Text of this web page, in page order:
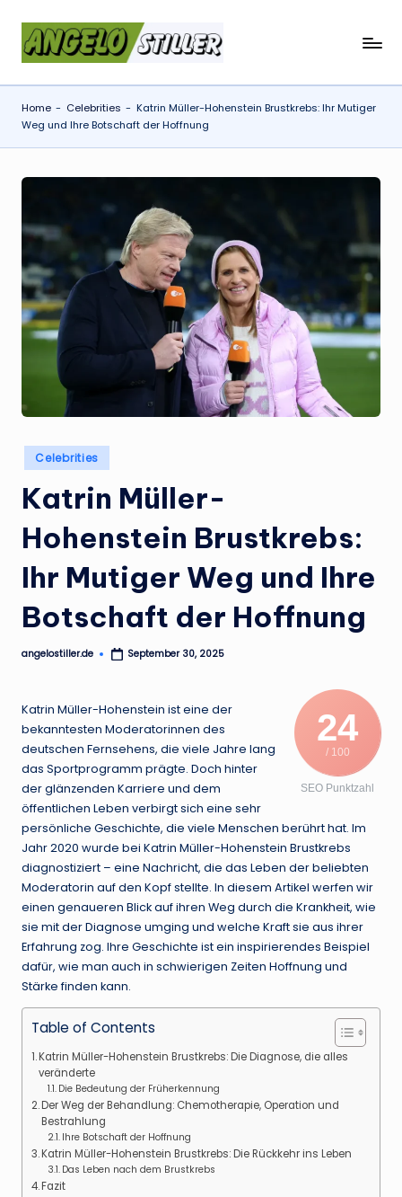
a
n
g
e
l
s
t
il
l
.
d
e
Home - Celebrities - Katrin Müller-Hohenstein Brustkrebs: Ihr Mutiger
Weg und Ihre Botschaft der Hoffnung
Posted
in
Celebrities
Katrin Müller-
Hohenstein Brustkrebs:
Ihr Mutiger Weg und Ihre
Botschaft der Hoffnung
Posted
angelostiller.de September 30, 2025
24
/ 100
SEO Punktzahl
Katrin Müller-Hohenstein ist eine der
bekanntesten Moderatorinnen des
deutschen Fernsehens, die viele Jahre lang
das Sportprogramm prägte. Doch hinter
der glänzenden Karriere und dem
öffentlichen Leben verbirgt sich eine sehr
persönliche Geschichte, die viele Menschen berührt hat. Im
Jahr 2020 wurde bei Katrin Müller-Hohenstein Brustkrebs
diagnostiziert – eine Nachricht, die das Leben der beliebten
Moderatorin auf den Kopf stellte. In diesem Artikel werfen wir
einen genaueren Blick auf ihren Weg durch die Krankheit, wie
sie mit der Diagnose umging und welche Kraft sie aus ihrer
Erfahrung zog. Ihre Geschichte ist ein inspirierendes Beispiel
dafür, wie man auch in schwierigen Zeiten Hoffnung und
Stärke finden kann.
Table of Contents
Katrin Müller-Hohenstein Brustkrebs: Die Diagnose, die alles
veränderte
Die Bedeutung der Früherkennung
Der Weg der Behandlung: Chemotherapie, Operation und
Bestrahlung
Ihre Botschaft der Hoffnung
Katrin Müller-Hohenstein Brustkrebs: Die Rückkehr ins Leben
Das Leben nach dem Brustkrebs
Fazit